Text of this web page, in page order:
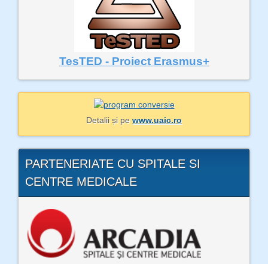
TesTED - Proiect Erasmus+
Detalii și pe www.uaic.ro
PARTENERIATE CU SPITALE SI
CENTRE MEDICALE